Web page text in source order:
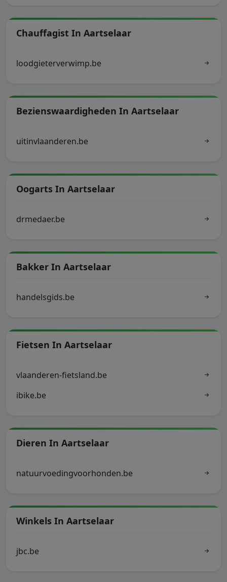
Chauffagist In Aartselaar
loodgieterverwimp.be
Bezienswaardigheden In Aartselaar
uitinvlaanderen.be
Oogarts In Aartselaar
drmedaer.be
Bakker In Aartselaar
handelsgids.be
Fietsen In Aartselaar
vlaanderen-fietsland.be
ibike.be
Dieren In Aartselaar
natuurvoedingvoorhonden.be
Winkels In Aartselaar
jbc.be